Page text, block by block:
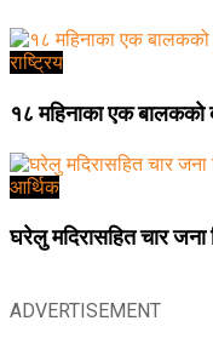
राष्ट्रिय
१८ महिनाका एक बालकको
आर्थिक
घरेलु मदिरासहित चार जना
ADVERTISEMENT